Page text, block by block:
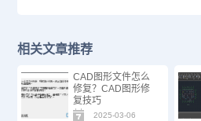
相关文章推荐
CAD图形文件怎么
修复？CAD图形修
复技巧
2025-03-06